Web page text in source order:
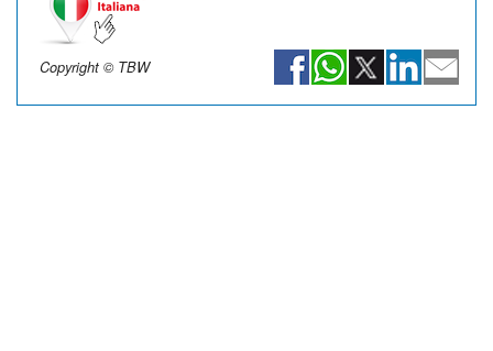
Copyright © TBW